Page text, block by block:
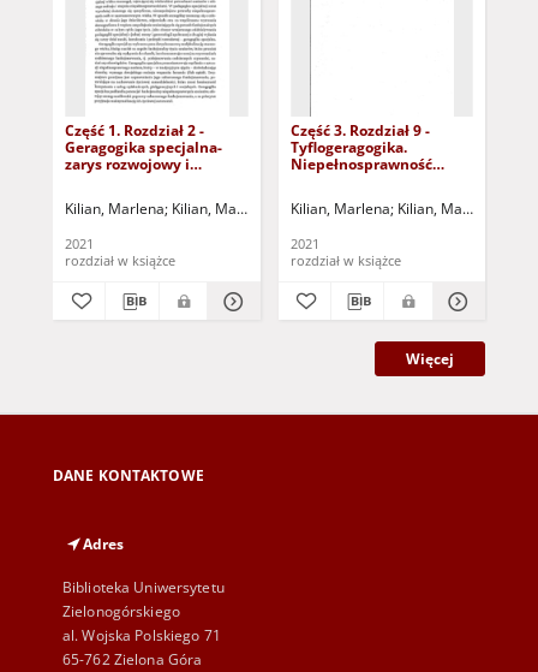
Część 1. Rozdział 2 -
Geragogika specjalna-
zarys rozwojowy i
tylko dla osób z
Kilian, Marlena Kilian, Marlena - red.
2021
rozdział w książce
Część 3. Rozdział 9 -
Tyflogeragogika.
Niepełnosprawność
dostępny po zalogowaniu
dysfunkcją wzroku)
Kilian, Marlena Kilian, Marlena - red.
2021
rozdział w książce
Więcej
DANE KONTAKTOWE
Adres
Biblioteka Uniwersytetu
Zielonogórskiego
al. Wojska Polskiego 71
65-762 Zielona Góra